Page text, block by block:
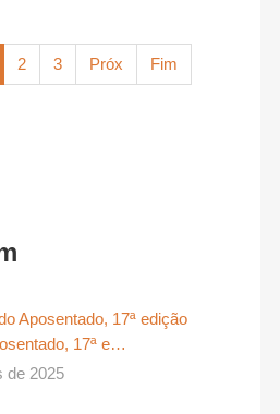
2 3 Próx Fim
17ª e…
de 2025